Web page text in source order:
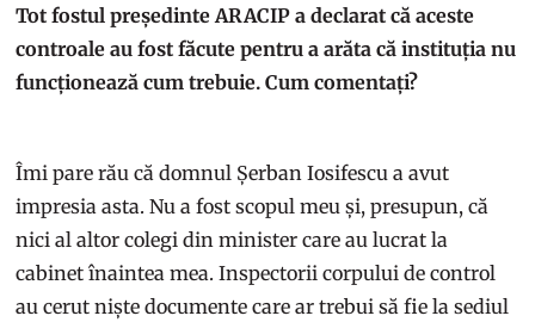
Tot fostul președinte ARACIP a declarat că aceste
controale au fost făcute pentru a arăta că instituția nu
funcționează cum trebuie. Cum comentați?
Îmi pare rău că domnul Șerban Iosifescu a avut
impresia asta. Nu a fost scopul meu și, presupun, că
nici al altor colegi din minister care au lucrat la
cabinet înaintea mea. Inspectorii corpului de control
au cerut niște documente care ar trebui să fie la sediul